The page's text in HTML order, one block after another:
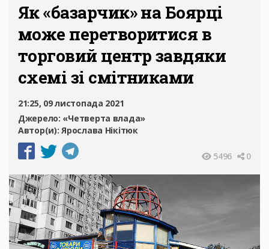
Як «базарчик» на Боярці
може перетворитися в
торговий центр завдяки
схемі зі смітниками
21:25, 09 листопада 2021
Джерело: «Четверта влада»
Автор(и):Ярослава Нікітюк
5496 0